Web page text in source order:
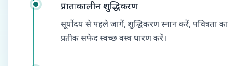
प्रातःकालीन शुद्धिकरण
सूर्योदय से पहले जागें, शुद्धिकरण स्नान करें, पवित्रता का
प्रतीक सफेद स्वच्छ वस्त्र धारण करें।